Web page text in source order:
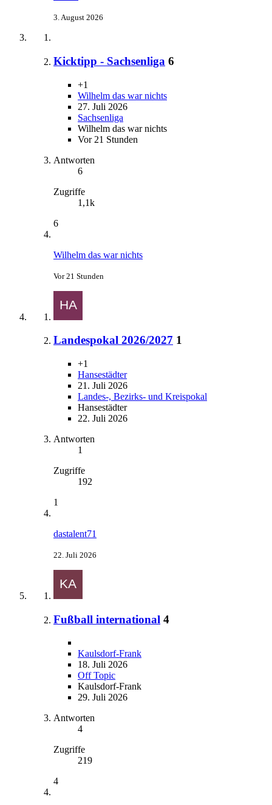
3. August 2026
Kicktipp - Sachsenliga 6
+1
Wilhelm das war nichts
27. Juli 2026
Sachsenliga
Wilhelm das war nichts
Vor 21 Stunden
Antworten
6
Zugriffe
1,1k
6
Wilhelm das war nichts
Vor 21 Stunden
Landespokal 2026/2027 1
+1
Hansestädter
21. Juli 2026
Landes-, Bezirks- und Kreispokal
Hansestädter
22. Juli 2026
Antworten
1
Zugriffe
192
1
dastalent71
22. Juli 2026
Fußball international 4
Kaulsdorf-Frank
18. Juli 2026
Off Topic
Kaulsdorf-Frank
29. Juli 2026
Antworten
4
Zugriffe
219
4